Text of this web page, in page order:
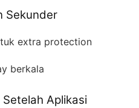
Sekunder
extra protection
berkala
Aplikasi